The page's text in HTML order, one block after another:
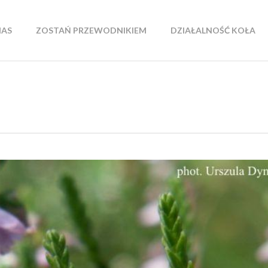
ZOSTAŃ PRZEWODNIKIEM DZIAŁALNOŚĆ KOŁA